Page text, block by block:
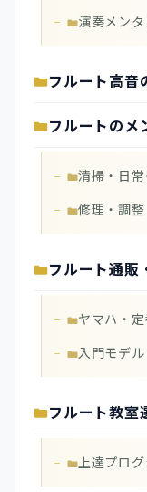
演奏メン
フルート高音
フルートのメ
清掃・日
修理・調
フルート通販
ヤマハ・
入門モデ
フルート教室
上達プロ